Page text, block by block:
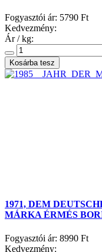
Fogyasztói ár: 5790 Ft
Kedvezmény:
Ár / kg:
1971, DEM
MÁRKA ÉRMÉS
Fogyasztói ár: 8990 Ft
Kedvezmény: